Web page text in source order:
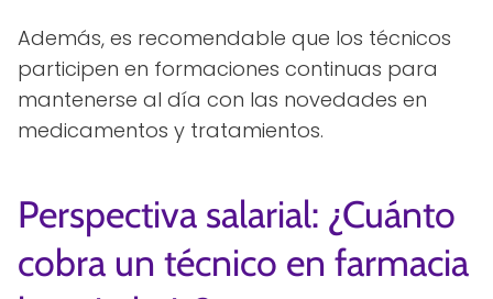
Además, es recomendable que los técnicos
participen en formaciones continuas para
mantenerse al día con las novedades en
medicamentos y tratamientos.
Perspectiva salarial: ¿Cuánto
cobra un técnico en farmacia